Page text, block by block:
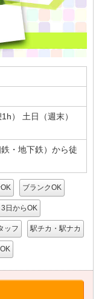
） 土日（週末）
・地下鉄）から徒
ブランクOK
日からOK
ッフ 駅チカ・駅ナカ